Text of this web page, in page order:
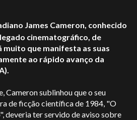
James Cameron, conhecido
cinematográfico, de
muito que manifesta as suas
ao rápido avanço da
Cameron sublinhou que o seu
de ficção científica de 1984, "O
deveria ter servido de aviso sobre